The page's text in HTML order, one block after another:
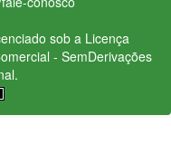
sob a Licença
- SemDerivações